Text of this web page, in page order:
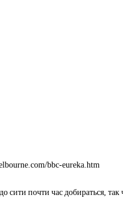
bbc-eureka.htm
сити почти час добираться, так